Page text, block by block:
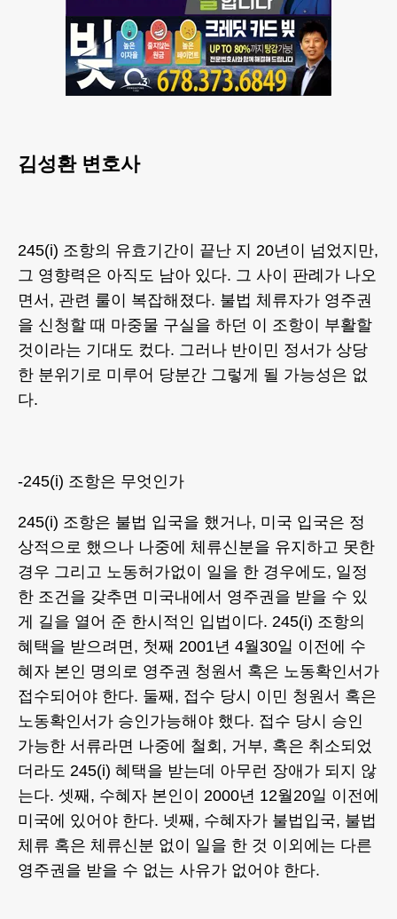
김성환 변호사
245(i) 조항의 유효기간이 끝난 지 20년이 넘었지만,
그 영향력은 아직도 남아 있다. 그 사이 판례가 나오
면서, 관련 룰이 복잡해졌다. 불법 체류자가 영주권
을 신청할 때 마중물 구실을 하던 이 조항이 부활할
것이라는 기대도 컸다. 그러나 반이민 정서가 상당
한 분위기로 미루어 당분간 그렇게 될 가능성은 없
다.
-245(i) 조항은 무엇인가
245(i) 조항은 불법 입국을 했거나, 미국 입국은 정
상적으로 했으나 나중에 체류신분을 유지하고 못한
경우 그리고 노동허가없이 일을 한 경우에도, 일정
한 조건을 갖추면 미국내에서 영주권을 받을 수 있
게 길을 열어 준 한시적인 입법이다. 245(i) 조항의
혜택을 받으려면, 첫째 2001년 4월30일 이전에 수
혜자 본인 명의로 영주권 청원서 혹은 노동확인서가
접수되어야 한다. 둘째, 접수 당시 이민 청원서 혹은
노동확인서가 승인가능해야 했다. 접수 당시 승인
가능한 서류라면 나중에 철회, 거부, 혹은 취소되었
더라도 245(i) 혜택을 받는데 아무런 장애가 되지 않
는다. 셋째, 수혜자 본인이 2000년 12월20일 이전에
미국에 있어야 한다. 넷째, 수혜자가 불법입국, 불법
체류 혹은 체류신분 없이 일을 한 것 이외에는 다른
영주권을 받을 수 없는 사유가 없어야 한다.